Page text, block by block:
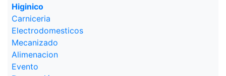
Higinico
Carniceria
Electrodomesticos
Mecanizado
Alimenacion
Evento